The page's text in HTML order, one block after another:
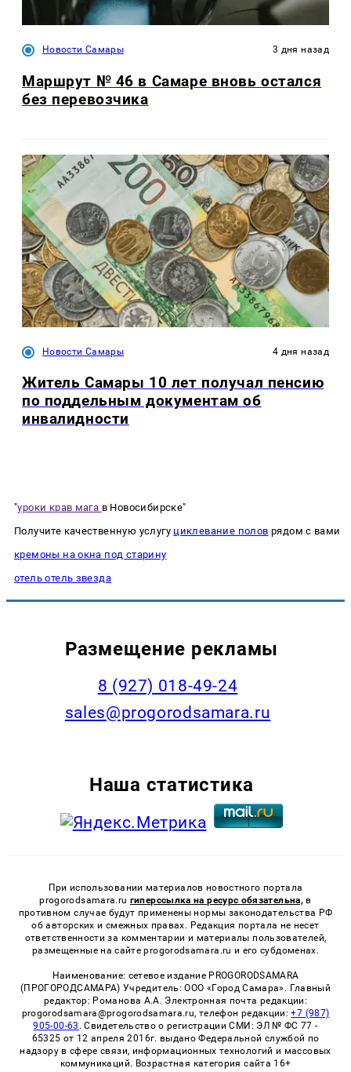
Новости Самары 3 дня назад
Маршрут № 46 в Самаре вновь остался
без перевозчика
Новости Самары 4 дня назад
Житель Самары 10 лет получал пенсию
по поддельным документам об
инвалидности
"уроки крав мага в Новосибирске"
Получите качественную услугу циклевание полов рядом с вами
кремоны на окна под старину
отель отель звезда
Размещение рекламы
8 (927) 018-49-24
sales@progorodsamara.ru
Наша статистика
При использовании материалов новостного портала
progorodsamara.ru гиперссылка на ресурс обязательна, в
противном случае будут применены нормы законодательства РФ
об авторских и смежных правах. Редакция портала не несет
ответственности за комментарии и материалы пользователей,
размещенные на сайте progorodsamara.ru и его субдоменах.
Наименование: сетевое издание PROGORODSAMARA
(ПРОГОРОДСАМАРА) Учредитель: ООО «Город Самара». Главный
редактор: Романова А.А. Электронная почта редакции:
progorodsamara@progorodsamara.ru, телефон редакции:+7 (987)
905-00-63 . Свидетельство о регистрации СМИ: ЭЛ № ФС 77 -
65325 от 12 апреля 2016г. выдано Федеральной службой по
надзору в сфере связи, информационных технологий и массовых
коммуникаций. Возрастная категория сайта 16+